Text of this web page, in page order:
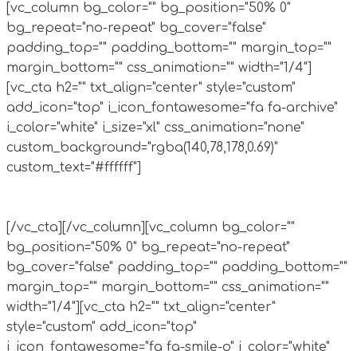
[vc_column bg_color="" bg_position="50% 0"
bg_repeat="no-repeat" bg_cover="false"
padding_top="" padding_bottom="" margin_top=""
margin_bottom="" css_animation="" width="1/4"]
[vc_cta h2="" txt_align="center" style="custom"
add_icon="top" i_icon_fontawesome="fa fa-archive"
i_color="white" i_size="xl" css_animation="none"
custom_background="rgba(140,78,178,0.69)"
custom_text="#ffffff"]
[/vc_cta][/vc_column][vc_column bg_color=""
bg_position="50% 0" bg_repeat="no-repeat"
bg_cover="false" padding_top="" padding_bottom=""
margin_top="" margin_bottom="" css_animation=""
width="1/4"][vc_cta h2="" txt_align="center"
style="custom" add_icon="top"
i_icon_fontawesome="fa fa-smile-o" i_color="white"